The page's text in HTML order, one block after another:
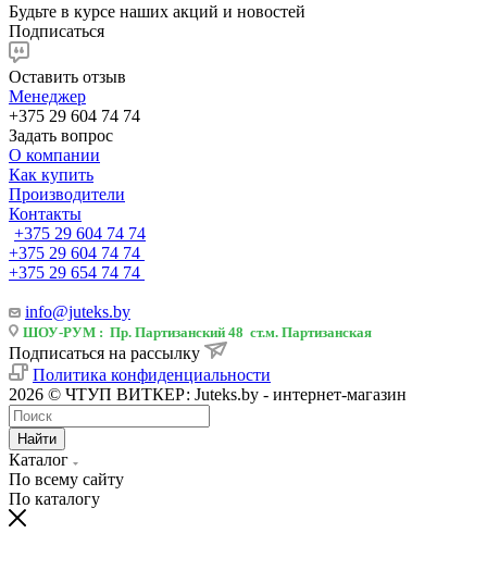
Будьте в курсе наших акций и новостей
Подписаться
Оставить отзыв
Менеджер
+375 29 604 74 74
Задать вопрос
О компании
Как купить
Производители
Контакты
+375 29 604 74 74
+375 29 604 74 74
+375 29 654 74 74
info@juteks.by
ШОУ-РУМ : Пр. Партизанский 48 ст.м. Партизанская
Подписаться на рассылку
Политика конфиденциальности
2026 © ЧТУП ВИТКЕР: Juteks.by - интернет-магазин
Найти
Каталог
По всему сайту
По каталогу